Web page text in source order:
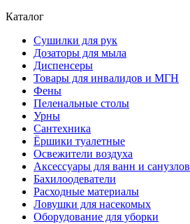
Каталог
Сушилки для рук
Дозаторы для мыла
Диспенсеры
Товары для инвалидов и МГН
Фены
Пеленальные столы
Урны
Сантехника
Ёршики туалетные
Освежители воздуха
Аксессуары для ванн и санузлов
Бахилоодеватели
Расходные материалы
Ловушки для насекомых
Оборудование для уборки